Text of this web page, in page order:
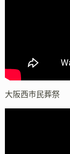
大阪西市民葬祭